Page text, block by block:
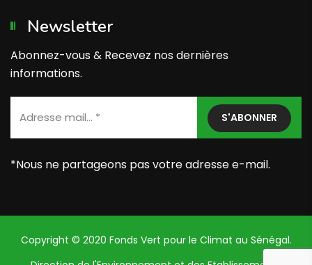
Newsletter
Abonnez-vous & Recevez nos dernières
informations.
*Nous ne partageons pas votre adresse e-mail.
Copyright © 2020 Fonds Vert pour le Climat au Sénégal.